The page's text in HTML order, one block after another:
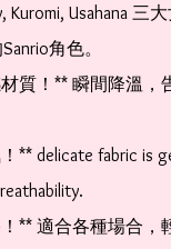
Kuromi, Usahana 三
角色。
質！** 瞬間降溫，
** delicate fabric is
** 適合各種場合，